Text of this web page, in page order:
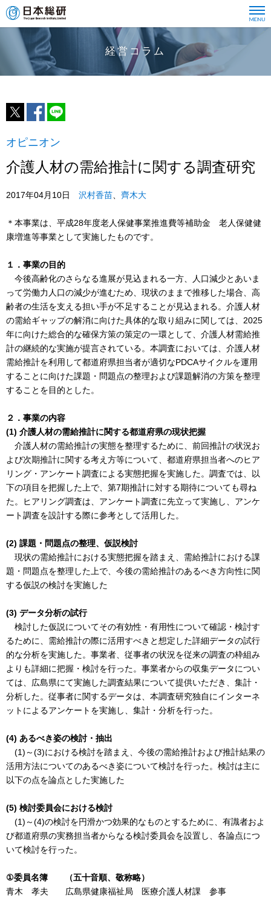
経営コラム
オピニオン
介護人材の需給推計に関する調査研究
2017年04月10日 沢村香苗 齊木大
＊本事業は、平成28年度老人保健事業推進費等補助金 老人保健健
康増進等事業として実施したものです。
１．事業の目的
今後高齢化のさらなる進展が見込まれる一方、人口減少とあいま
って労働力人口の減少が進むため、現状のままで推移した場合、高
齢者の生活を支える担い手が不足することが見込まれる。介護人材
の需給ギャップの解消に向けた具体的な取り組みに関しては、2025
年に向けた総合的な確保方策の策定の一環として、介護人材需給推
計の継続的な実施が提言されている。本調査においては、介護人材
需給推計を利用して都道府県担当者が適切なPDCAサイクルを運用
することに向けた課題・問題点の整理および課題解消の方策を整理
することを目的とした。
２．事業の内容
(1) 介護人材の需給推計に関する都道府県の現状把握
介護人材の需給推計の実態を整理するために、前回推計の状況お
よび次期推計に関する考え方等について、都道府県担当者へのヒア
リング・アンケート調査による実態把握を実施した。調査では、以
下の項目を把握した上で、第7期推計に対する期待についても尋ね
た。ヒアリング調査は、アンケート調査に先立って実施し、アンケ
ート調査を設計する際に参考として活用した。
(2) 課題・問題点の整理、仮説検討
現状の需給推計における実態把握を踏まえ、需給推計における課
題・問題点を整理した上で、今後の需給推計のあるべき方向性に関
する仮説の検討を実施した
(3) データ分析の試行
検討した仮説についてその有効性・有用性について確認・検討す
るために、需給推計の際に活用すべきと想定した詳細データの試行
的な分析を実施した。事業者、従事者の状況を従来の調査の枠組み
よりも詳細に把握・検討を行った。事業者からの収集データについ
ては、広島県にて実施した調査結果について提供いただき、集計・
分析した。従事者に関するデータは、本調査研究独自にインターネ
ットによるアンケートを実施し、集計・分析を行った。
(4) あるべき姿の検討・抽出
(1)～(3)における検討を踏まえ、今後の需給推計および推計結果の
活用方法についてのあるべき姿について検討を行った。検討は主に
以下の点を論点とした実施した
(5) 検討委員会における検討
(1)～(4)の検討を円滑かつ効果的なものとするために、有識者およ
び都道府県の実務担当者からなる検討委員会を設置し、各論点につ
いて検討を行った。
①委員名簿 （五十音順、敬称略）
青木 孝夫 広島県健康福祉局 医療介護人材課 参事